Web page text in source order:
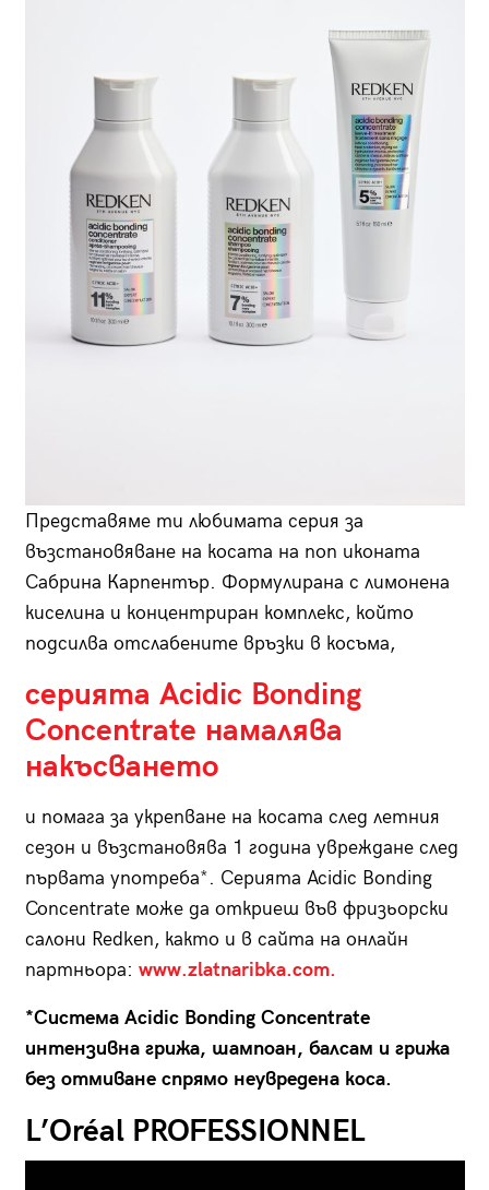
Представяме ти любимата серия за
възстановяване на косата на поп иконата
Сабрина Карпентър. Формулирана с лимонена
киселина и концентриран комплекс, който
подсилва отслабените връзки в косъма,
серията Acidic Bonding
Concentrate намалява
накъсването
и помага за укрепване на косата след летния
сезон и възстановява 1 година увреждане след
първата употреба*. Серията Acidic Bonding
Concentrate може да откриеш във фризьорски
салони Redken, както и в сайта на онлайн
партньора: www.zlatnaribka.com.
*Система Acidic Bonding Concentrate
интензивна грижа, шампоан, балсам и грижа
без отмиване спрямо неувредена коса.
L’Oréal PROFESSIONNEL